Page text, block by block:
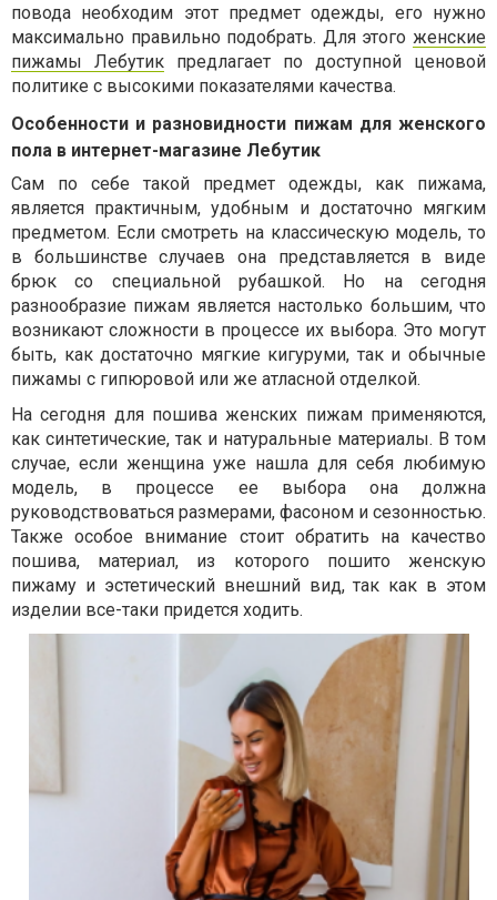
повода необходим этот предмет одежды, его нужно
максимально правильно подобрать. Для этого женские
пижамы Лебутик предлагает по доступной ценовой
политике с высокими показателями качества.
Особенности и разновидности пижам для женского
пола в интернет-магазине Лебутик
Сам по себе такой предмет одежды, как пижама,
является практичным, удобным и достаточно мягким
предметом. Если смотреть на классическую модель, то
в большинстве случаев она представляется в виде
брюк со специальной рубашкой. Но на сегодня
разнообразие пижам является настолько большим, что
возникают сложности в процессе их выбора. Это могут
быть, как достаточно мягкие кигуруми, так и обычные
пижамы с гипюровой или же атласной отделкой.
На сегодня для пошива женских пижам применяются,
как синтетические, так и натуральные материалы. В том
случае, если женщина уже нашла для себя любимую
модель, в процессе ее выбора она должна
руководствоваться размерами, фасоном и сезонностью.
Также особое внимание стоит обратить на качество
пошива, материал, из которого пошито женскую
пижаму и эстетический внешний вид, так как в этом
изделии все-таки придется ходить.